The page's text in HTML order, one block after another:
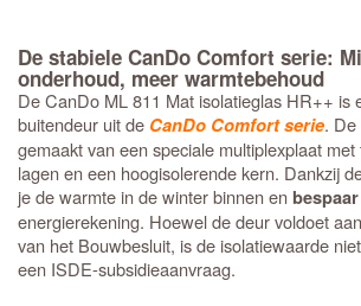
De stabiele CanDo Comfort serie:
onderhoud, meer warmtebehoud
De CanDo ML 811 Mat isolatieglas HR++ is
buitendeur uit de CanDo Comfort serie.
gemaakt van een speciale multiplexplaat
lagen en een hoogisolerende kern. Dankzij
je de warmte in de winter binnen enbespaar
energierekening. Hoewel de deur voldoet
van het Bouwbesluit, is de isolatiewaarde
een ISDE-subsidieaanvraag.